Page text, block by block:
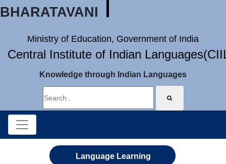
BHARATAVANI
Ministry of Education, Government of India
Central Institute of Indian
Knowledge through Indian Languages
Language Learning